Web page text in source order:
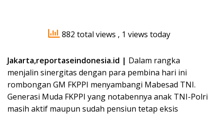
882 total views , 1 views today
Jakarta,reportaseindonesia.id | Dalam rangka
menjalin sinergitas dengan para pembina hari ini
rombongan GM FKPPI menyambangi Mabesad TNI.
Generasi Muda FKPPI yang notabennya anak TNI-Polri
masih aktif maupun sudah pensiun tetap eksis